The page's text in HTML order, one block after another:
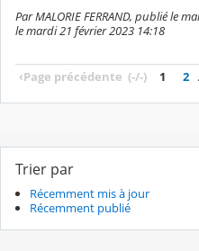
Par MALORIE FERRAND, publié le
le mardi 21 février 2023 14:18
‹Page précédente (-/-) 1 2
Trier par
Récemment mis à jour
Récemment publié